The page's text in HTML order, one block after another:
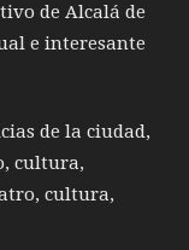
de Alcalá de
e interesante
de la ciudad,
cultura,
cultura,